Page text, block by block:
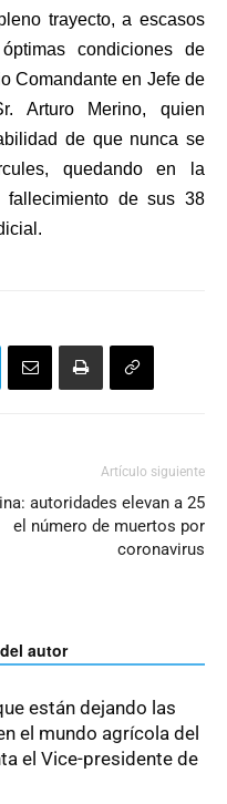
trayecto, a escasos
condiciones de
Comandante en Jefe de
Arturo Merino, quien
de que nunca se
, quedando en la
fallecimiento de sus 38
Artículo siguiente
autoridades elevan a 25
el número de muertos por
coronavirus
autor
están dejando las
el mundo agrícola del
el Vice-presidente de